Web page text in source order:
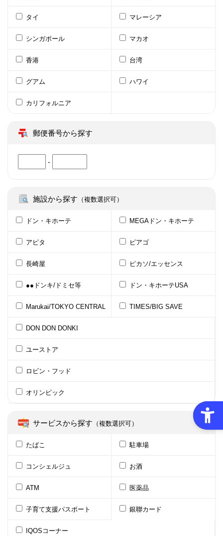
タイ マレーシア
シンガポール マカオ
香港 台湾
グアム ハワイ
カリフォルニア
郵便番号から探す
-
施設から探す （複数選択可）
ドン・キホーテ MEGAドン・キホーテ
アピタ ピアゴ
長崎屋 ピカソ/エッセンス
●●ドンキ/ドミセ等 ドン・キホーテUSA
Marukai/TOKYO CENTRAL TIMES/BIG SAVE
DON DON DONKI
ユーストア
ロビン・フッド
オリンピック
サービスから探す （複数選択可）
たばこ 駐車場
コンシェルジュ お酒
ATM 医薬品
子育て支援パスポート 銀聯カード
IQOSコーナー